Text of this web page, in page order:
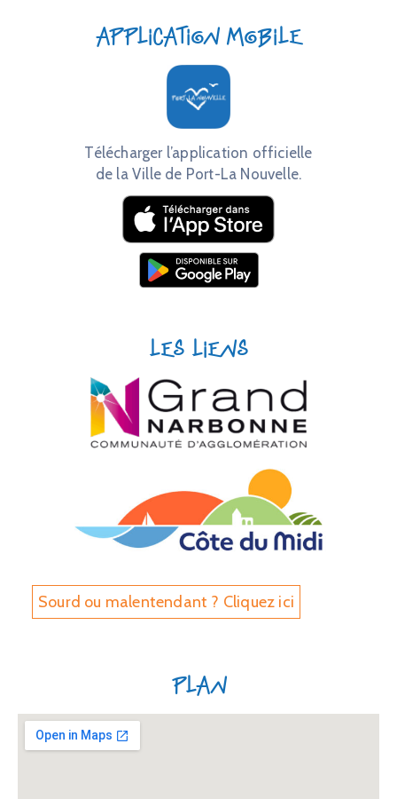
Application mobile
Télécharger l’application officielle
de la Ville de Port-La Nouvelle.
Les liens
Sourd ou malentendant ? Cliquez ici
Plan